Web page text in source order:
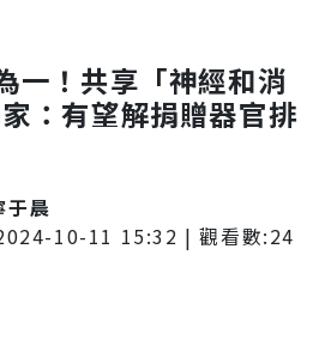
一！共享「神經和消
：有望解捐贈器官排
于晨
10-11 15:32 | 觀看數:24